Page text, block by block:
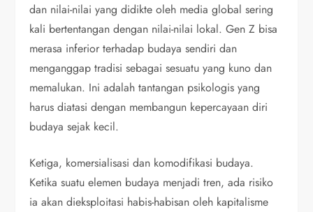
dan nilai-nilai yang didikte oleh media global sering
kali bertentangan dengan nilai-nilai lokal. Gen Z bisa
merasa inferior terhadap budaya sendiri dan
menganggap tradisi sebagai sesuatu yang kuno dan
memalukan. Ini adalah tantangan psikologis yang
harus diatasi dengan membangun kepercayaan diri
budaya sejak kecil.
Ketiga, komersialisasi dan komodifikasi budaya.
Ketika suatu elemen budaya menjadi tren, ada risiko
ia akan dieksploitasi habis-habisan oleh kapitalisme